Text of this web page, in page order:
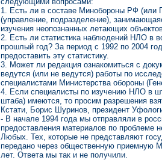
1. Есть ли в составе Минобороны РФ (или
(управление, подразделение),
изучения неопознанных летающих
2. Есть ли статистика наблюдений НЛО в
прошлый год? За период с 1992 по 2004
предоставить эту статистику.
3. Может ли редакция ознакомиться с
ведутся (или не ведутся) работы по
специалистами Министерства обороны
4. Если специалисты по изучению НЛО в
штаба) имеются, то просим разрешения
Кстати, Борис Шуринов, президент
- В начале 1994 года мы отправляли в
предоставления материалов по проблеме
Любых. Тех, которые не представляют
передано через общественную приемную
лет. Ответа мы так и не получили.